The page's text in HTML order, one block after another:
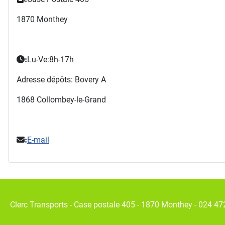
1870 Monthey
:Lu-Ve:8h-17h
Adresse dépôts: Bovery A
1868 Collombey-le-Grand
:E-mail
Clerc Transports - Case postale 405 - 1870 Monthey - 024